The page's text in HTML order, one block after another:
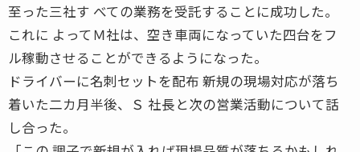
至った三社す べての業務を受託することに成功した。
これに よってＭ社は、空き車両になっていた四台をフ
ル稼動させることができるようになった。
ドライバーに名刺セットを配布 新規の現場対応が落ち
着いた二カ月半後、Ｓ 社長と次の営業活動について話
し合った。